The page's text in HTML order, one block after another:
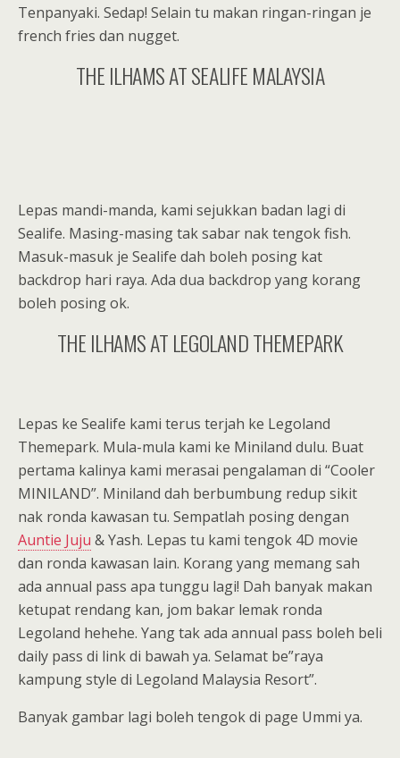
Tenpanyaki. Sedap! Selain tu makan ringan-ringan je
french fries dan nugget.
THE ILHAMS AT SEALIFE MALAYSIA
Lepas mandi-manda, kami sejukkan badan lagi di
Sealife. Masing-masing tak sabar nak tengok fish.
Masuk-masuk je Sealife dah boleh posing kat
backdrop hari raya. Ada dua backdrop yang korang
boleh posing ok.
THE ILHAMS AT LEGOLAND THEMEPARK
Lepas ke Sealife kami terus terjah ke Legoland
Themepark. Mula-mula kami ke Miniland dulu. Buat
pertama kalinya kami merasai pengalaman di “Cooler
MINILAND”. Miniland dah berbumbung redup sikit
nak ronda kawasan tu. Sempatlah posing dengan
Auntie Juju & Yash. Lepas tu kami tengok 4D movie
dan ronda kawasan lain. Korang yang memang sah
ada annual pass apa tunggu lagi! Dah banyak makan
ketupat rendang kan, jom bakar lemak ronda
Legoland hehehe. Yang tak ada annual pass boleh beli
daily pass di link di bawah ya. Selamat be”raya
kampung style di Legoland Malaysia Resort”.
Banyak gambar lagi boleh tengok di page Ummi ya.